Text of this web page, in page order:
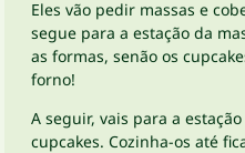
Eles vão pedir massas e
segue para a estação da
as formas, senão os
forno!
A seguir, vais para a
cupcakes. Cozinha-os até